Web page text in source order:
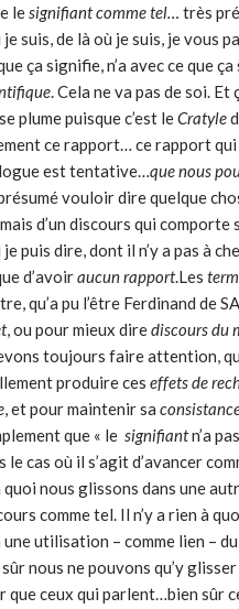
lesignifiant comme tel… très
suis, de là où je suis, je vous
ça signifie, n’a avec ce que
. Cela ne va pas de soi.
plume puisque c’est leCratyle
ce rapport… ce rapport
est tentative…que nous
vouloir dire quelque
d’un discours qui
puis dire, dont il n’y a pas à
d’avoiraucun rapport.Les
qu’a pu l’être Ferdinand de
, ou pour mieux dirediscours du
toujours faire attention,
produire ces effets de
, et pour maintenir sa
que « le signifiantn’a
cas où il s’agit d’avancer
nous glissons dans une
comme tel. Il n’y a rien à
une utilisation – comme lien –
nous ne pouvons qu’y
ceux qui parlent…bien sûr